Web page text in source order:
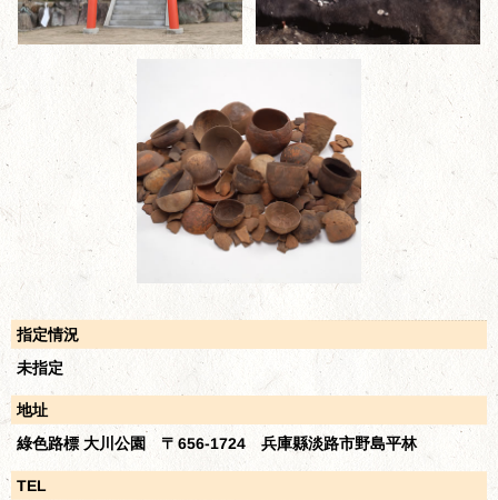
指定情況
未指定
地址
綠色路標 大川公園 〒656-1724 兵庫縣淡路市野島平林
TEL